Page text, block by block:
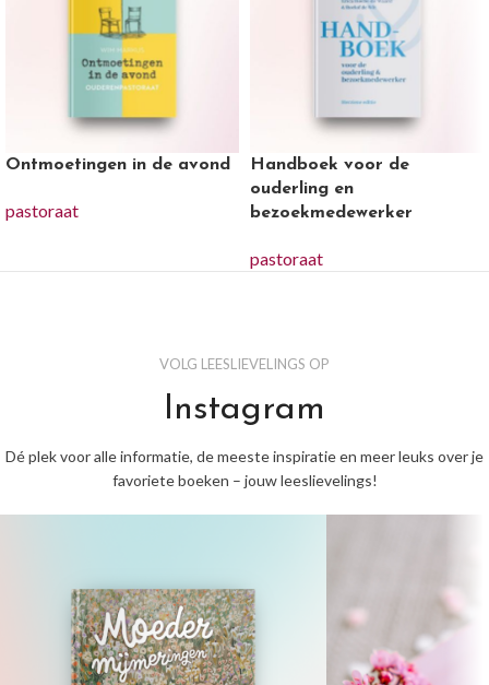
Ontmoetingen in de avond
pastoraat
Handboek voor de
ouderling en
bezoekmedewerker
pastoraat
VOLG LEESLIEVELINGS OP
Instagram
Dé plek voor alle informatie, de meeste inspiratie en meer leuks over je
favoriete boeken – jouw leeslievelings!